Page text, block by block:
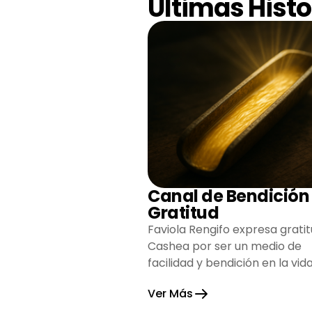
Últimas
Canal de
Gratitud
Faviola Rengifo expresa
Cashea por ser un medio de
facilidad y bendición en la
esperanza.
Ver Más